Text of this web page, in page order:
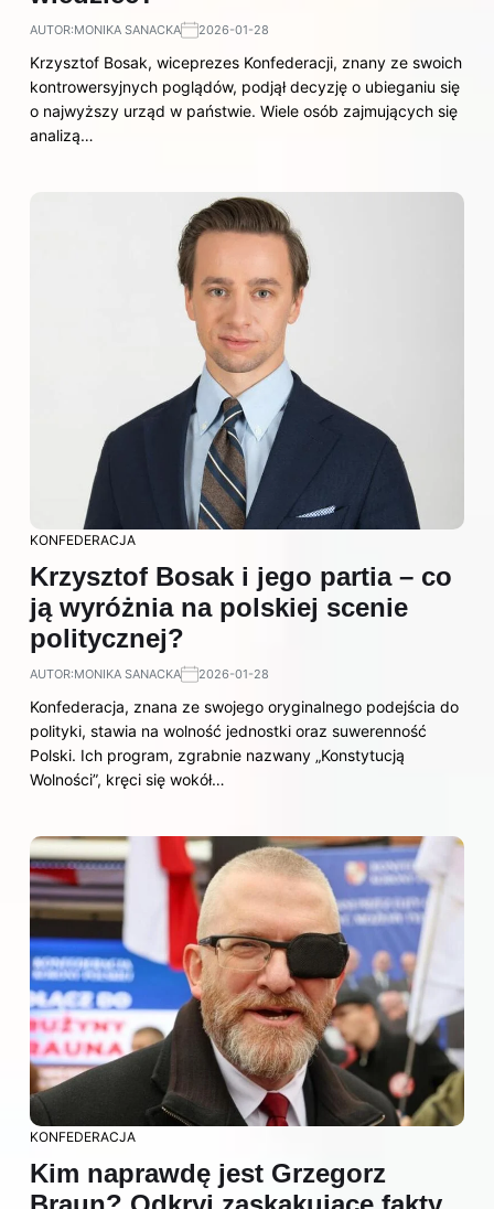
AUTOR:MONIKA SANACKA 2026-01-28
Krzysztof Bosak, wiceprezes Konfederacji, znany ze swoich
kontrowersyjnych poglądów, podjął decyzję o ubieganiu się
o najwyższy urząd w państwie. Wiele osób zajmujących się
analizą…
KONFEDERACJA
Krzysztof Bosak i jego partia – co
ją wyróżnia na polskiej scenie
politycznej?
AUTOR:MONIKA SANACKA 2026-01-28
Konfederacja, znana ze swojego oryginalnego podejścia do
polityki, stawia na wolność jednostki oraz suwerenność
Polski. Ich program, zgrabnie nazwany „Konstytucją
Wolności”, kręci się wokół…
KONFEDERACJA
Kim naprawdę jest Grzegorz